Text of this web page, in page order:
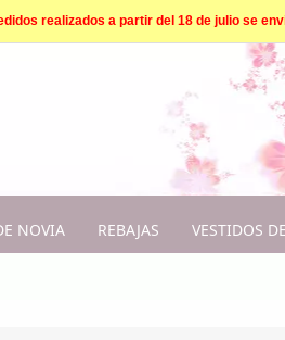
realizados a partir del 18 de julio se
NOVIA REBAJAS VESTIDOS